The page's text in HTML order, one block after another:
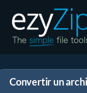
Descomprime
Convertir un